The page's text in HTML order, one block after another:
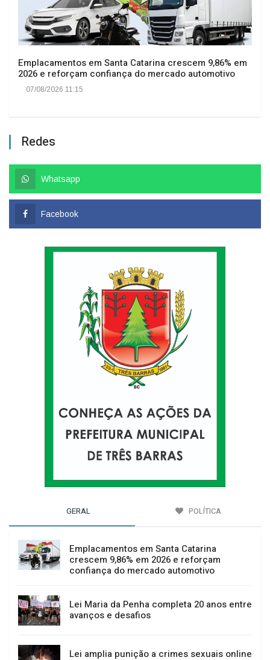
Emplacamentos em Santa Catarina crescem 9,86% em
2026 e reforçam confiança do mercado automotivo
07/08/2026 11:15
Redes
Whatsapp
Facebook
GERAL POLÍTICA
Emplacamentos em Santa Catarina
crescem 9,86% em 2026 e reforçam
confiança do mercado automotivo
Lei Maria da Penha completa 20 anos entre
avanços e desafios
Lei amplia punição a crimes sexuais online